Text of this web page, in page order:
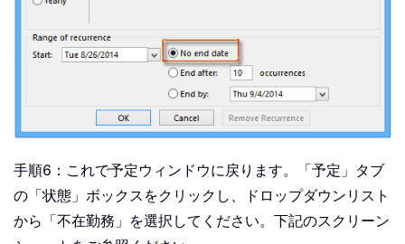
手順6：これで予定ウィンドウに戻ります。「予定」タブ
の「状態」ボックスをクリックし、ドロップダウンリスト
から「不在勤務」を選択してください。下記のスクリーン